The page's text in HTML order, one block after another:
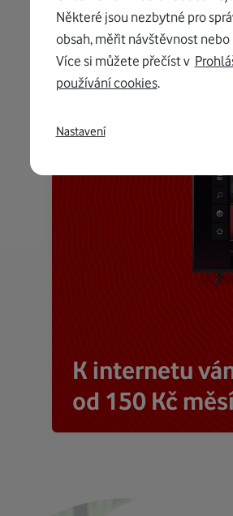
K internetu
od 150 Kč
Některé jsou nezbytné pro
obsah, měřit návštěvnost
Více si můžete přečíst v
používání cookies.
Nastavení